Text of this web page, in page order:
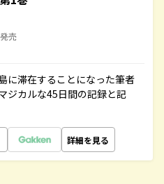
売
に滞在することになった筆者
ジカルな45日間の記録と記
詳細を見る